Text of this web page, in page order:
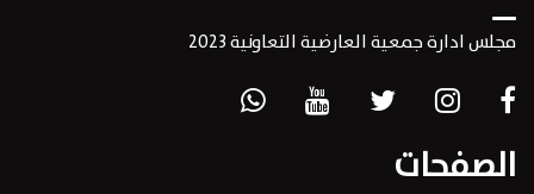
مجلس ادارة جمعية العارضية التعاونية 2023
الصفحات